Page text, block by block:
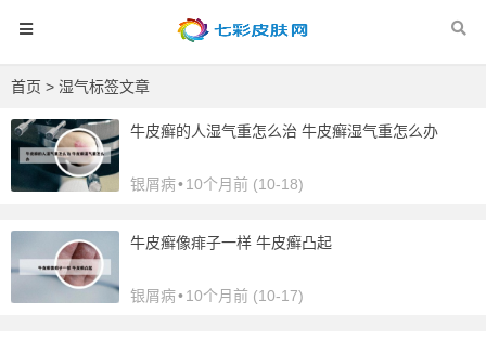
首页 > 湿气标签文章
牛皮癣的人湿气重怎么治 牛皮癣湿气重怎么办
银屑病•10个月前 (10-18)
牛皮癣像痱子一样 牛皮癣凸起
银屑病•10个月前 (10-17)